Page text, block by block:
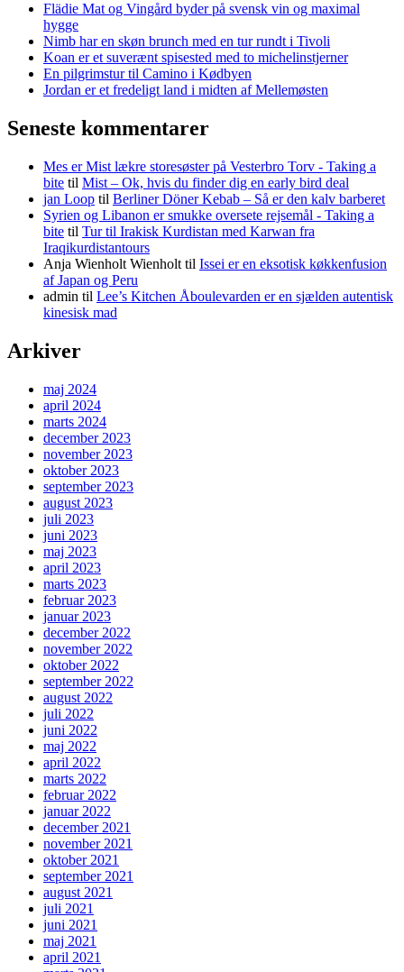
Flädie Mat og Vingård byder på svensk vin og maximal
hygge
Nimb har en skøn brunch med en tur rundt i Tivoli
Koan er et suverænt spisested med to michelinstjerner
En pilgrimstur til Camino i Kødbyen
Jordan er et fredeligt land i midten af Mellemøsten
Seneste kommentarer
Mes er Mist lækre storesøster på Vesterbro Torv - Taking a
bite til Mist – Ok, hvis du finder dig en early bird deal
jan Loop til Berliner Döner Kebab – Så er den kalv barberet
Syrien og Libanon er smukke oversete rejsemål - Taking a
bite til Tur til Irakisk Kurdistan med Karwan fra
Iraqikurdistantours
Anja Wienholt Wienholt til Issei er en eksotisk køkkenfusion
af Japan og Peru
admin til Lee’s Kitchen Åboulevarden er en sjælden autentisk
kinesisk mad
Arkiver
maj 2024
april 2024
marts 2024
december 2023
november 2023
oktober 2023
september 2023
august 2023
juli 2023
juni 2023
maj 2023
april 2023
marts 2023
februar 2023
januar 2023
december 2022
november 2022
oktober 2022
september 2022
august 2022
juli 2022
juni 2022
maj 2022
april 2022
marts 2022
februar 2022
januar 2022
december 2021
november 2021
oktober 2021
september 2021
august 2021
juli 2021
juni 2021
maj 2021
april 2021